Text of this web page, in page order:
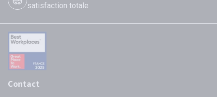
satisfaction totale
Contact